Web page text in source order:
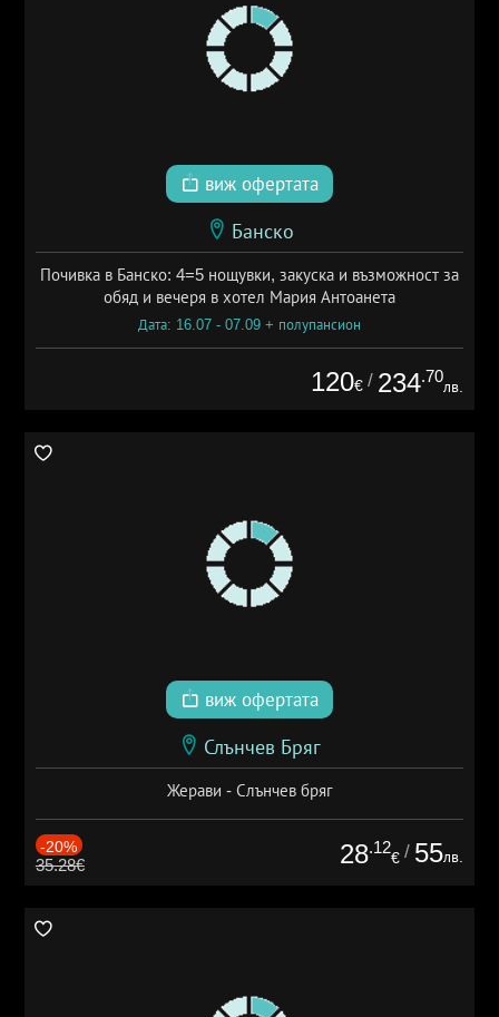
виж офертата
Банско
Почивка в Банско: 4=5 нощувки, закуска и възможност за
обяд и вечеря в хотел Мария Антоанета
Дата: 16.07 - 07.09 + полупансион
120€ / 234.70
лв.
виж офертата
Слънчев Бряг
Жерави - Слънчев бряг
-20%
35.28€ 28.12
€ / 55лв.